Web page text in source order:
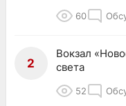
60
2
Вокзал
света
52